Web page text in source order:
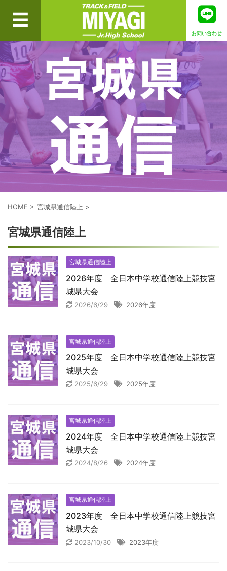
お問い合わせ
HOME > 宮城県通信陸上 >
宮城県通信陸上
宮城県通信陸上
2026年度 全日本中学校通信陸上競技宮
城県大会
2026/6/29 2026年度
宮城県通信陸上
2025年度 全日本中学校通信陸上競技宮
城県大会
2025/6/29 2025年度
宮城県通信陸上
2024年度 全日本中学校通信陸上競技宮
城県大会
2024/8/26 2024年度
宮城県通信陸上
2023年度 全日本中学校通信陸上競技宮
城県大会
2023/10/30 2023年度